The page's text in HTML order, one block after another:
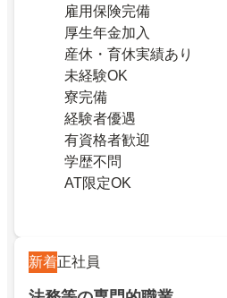
雇用保険完備
厚生年金加入
産休・育休実績あり
未経験OK
寮完備
経験者優遇
有資格者歓迎
学歴不問
AT限定OK
新着正社員